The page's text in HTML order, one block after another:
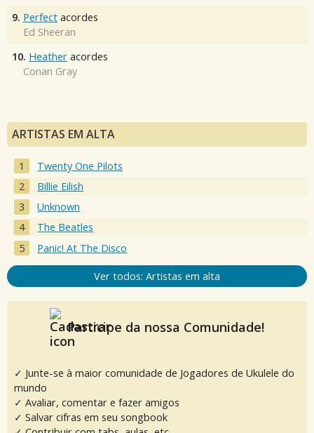
9. Perfect acordes
Ed Sheeran
10. Heather acordes
Conan Gray
ARTISTAS EM ALTA
Twenty One Pilots
Billie Eilish
Unknown
The Beatles
Panic! At The Disco
Ver todos: Artistas em alta
Participe da nossa Comunidade!
✓ Junte-se à maior comunidade de Jogadores de Ukulele do
mundo
✓ Avaliar, comentar e fazer amigos
✓ Salvar cifras em seu songbook